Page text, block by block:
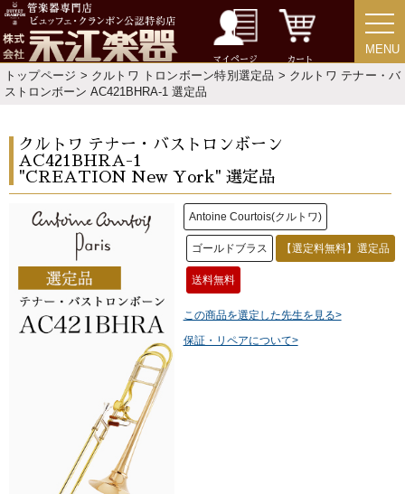
マイページ カート
MENU
MENU
トップページ > クルトワ トロンボーン特別選定品 > クルトワ テナー・バ
ストロンボーン AC421BHRA-1 選定品
クルトワ テナー・バストロンボーン
AC421BHRA-1
"CREATION New York" 選定品
Antoine Courtois(クルトワ)
ゴールドブラス 【選定料無料】選定品
送料無料
この商品を選定した先生を見る>
保証・リペアについて>